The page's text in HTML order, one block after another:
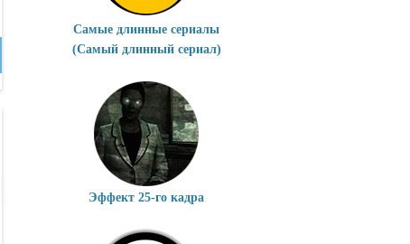
Самые длинные сериалы
(Самый длинный сериал)
Эффект 25-го кадра